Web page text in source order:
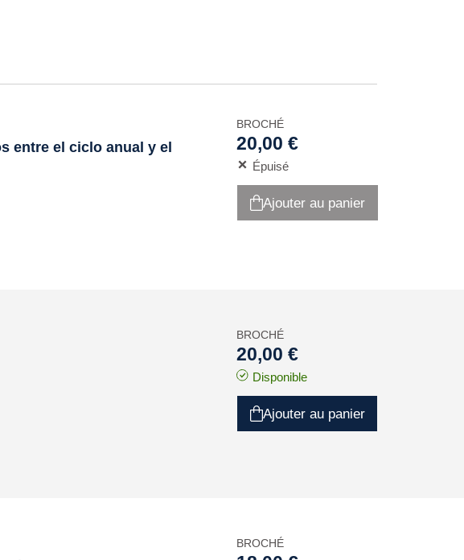
entre el ciclo anual y el
BROCHÉ
20,00 €
Épuisé
Ajouter au panier
BROCHÉ
20,00 €
Disponible
Ajouter au panier
BROCHÉ